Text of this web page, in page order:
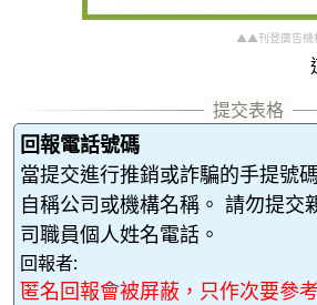
▲▲刊登廣告機
回報電話號碼
當提交進行推銷或詐騙的手提號
自稱公司或機構名稱。 請勿提交
司職員個人姓名電話。
回報者:
匿名回報會被屏蔽，只作次要參